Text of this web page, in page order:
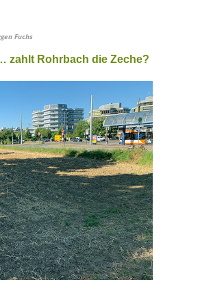
Fuchs
zahlt Rohrbach die Zeche?